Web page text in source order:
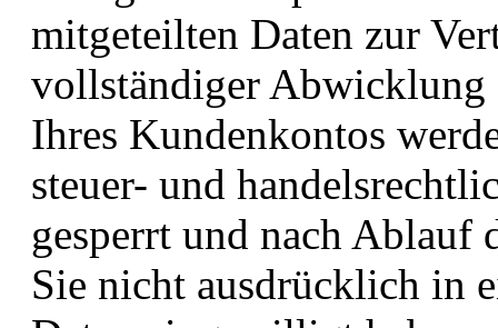
mitgeteilten Daten zur
vollständiger Abwicklung
Ihres Kundenkontos
steuer- und
gesperrt und nach Ablauf
Sie nicht ausdrücklich in